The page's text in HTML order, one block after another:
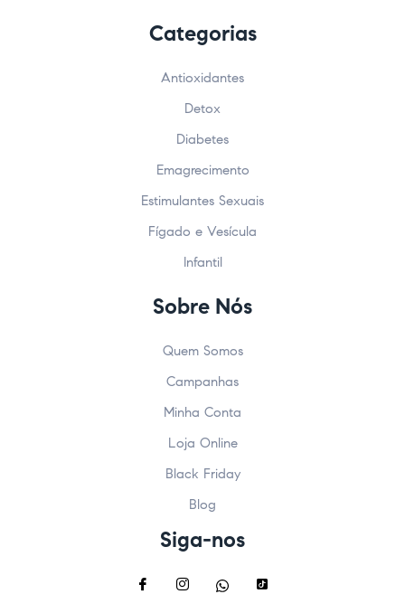
Categorias
Antioxidantes
Detox
Diabetes
Emagrecimento
Estimulantes Sexuais
Fígado e Vesícula
Infantil
Sobre Nós
Quem Somos
Campanhas
Minha Conta
Loja Online
Black Friday
Blog
Siga-nos